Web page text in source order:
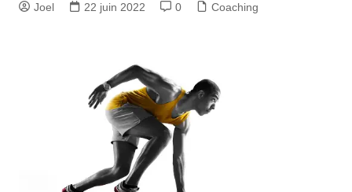
Joel 22 juin 2022 0 Coaching